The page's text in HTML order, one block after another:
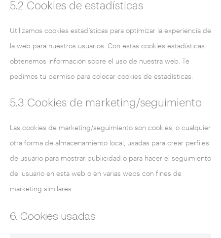
5.2 Cookies de estadísticas
Utilizamos cookies estadísticas para optimizar la experiencia de
la web para nuestros usuarios. Con estas cookies estadísticas
obtenemos información sobre el uso de nuestra web. Te
pedimos tu permiso para colocar cookies de estadísticas.
5.3 Cookies de marketing/seguimiento
Las cookies de marketing/seguimiento son cookies, o cualquier
otra forma de almacenamiento local, usadas para crear perfiles
de usuario para mostrar publicidad o para hacer el seguimiento
del usuario en esta web o en varias webs con fines de
marketing similares.
6. Cookies usadas